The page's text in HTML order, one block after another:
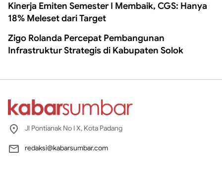
Kinerja Emiten Semester I Membaik, CGS: Hanya
18% Meleset dari Target
Zigo Rolanda Percepat Pembangunan
Infrastruktur Strategis di Kabupaten Solok
Jl Pontianak No I X, Kota Padang
redaksi@kabarsumbar.com